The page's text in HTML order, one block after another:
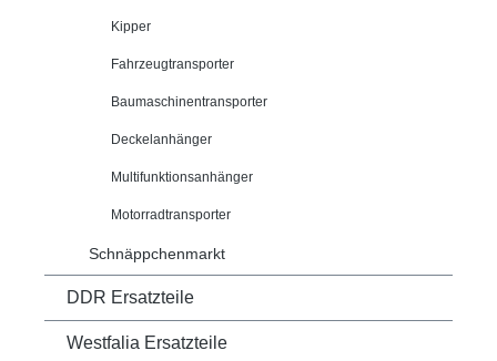
Kipper
Fahrzeugtransporter
Baumaschinentransporter
Deckelanhänger
Multifunktionsanhänger
Motorradtransporter
Schnäppchenmarkt
DDR Ersatzteile
Westfalia Ersatzteile